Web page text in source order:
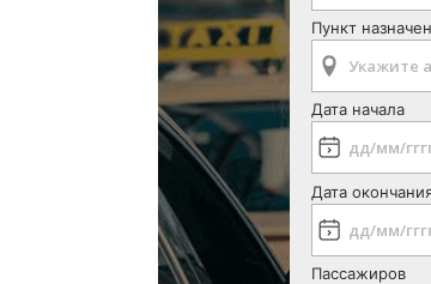
Пункт
Дата начала
Дата
Пассажиров